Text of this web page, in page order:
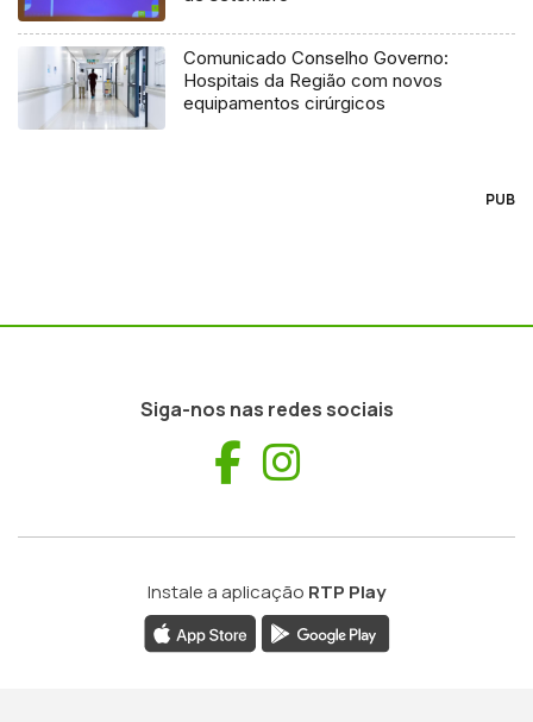
Comunicado Conselho Governo:
Hospitais da Região com novos
equipamentos cirúrgicos
PUB
Siga-nos nas redes sociais
Facebook
Instale a aplicação RTP Play